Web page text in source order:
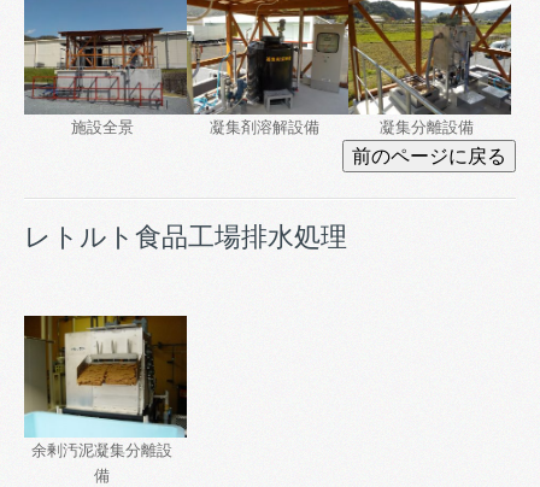
施設全景 凝集剤溶解設備 凝集分離設備
レトルト食品工場排水処理
余剰汚泥凝集分離設
備